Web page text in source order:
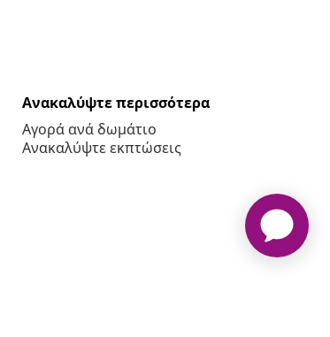
Ανακαλύψτε περισσότερα
Αγορά ανά δωμάτιο
Ανακαλύψτε εκπτώσεις